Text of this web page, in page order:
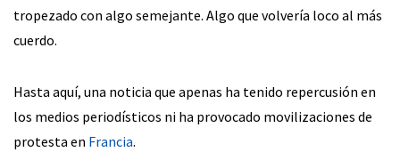
tropezado con algo semejante. Algo que volvería loco al más
cuerdo.
Hasta aquí, una noticia que apenas ha tenido repercusión en
los medios periodísticos ni ha provocado movilizaciones de
protesta en Francia.